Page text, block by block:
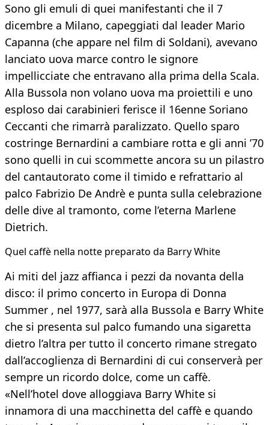
Sono gli emuli di quei manifestanti che il 7
dicembre a Milano, capeggiati dal leader Mario
Capanna (che appare nel film di Soldani), avevano
lanciato uova marce contro le signore
impellicciate che entravano alla prima della Scala.
Alla Bussola non volano uova ma proiettili e uno
esploso dai carabinieri ferisce il 16enne Soriano
Ceccanti che rimarrà paralizzato. Quello sparo
costringe Bernardini a cambiare rotta e gli anni ’70
sono quelli in cui scommette ancora su un pilastro
del cantautorato come il timido e refrattario al
palco Fabrizio De Andrè e punta sulla celebrazione
delle dive al tramonto, come l’eterna Marlene
Dietrich.
Quel caffè nella notte preparato da Barry White
Ai miti del jazz affianca i pezzi da novanta della
disco: il primo concerto in Europa di Donna
Summer , nel 1977, sarà alla Bussola e Barry White
che si presenta sul palco fumando una sigaretta
dietro l’altra per tutto il concerto rimane stregato
dall’accoglienza di Bernardini di cui conserverà per
sempre un ricordo dolce, come un caffè.
«Nell’hotel dove alloggiava Barry White si
innamora di una macchinetta del caffè e quando